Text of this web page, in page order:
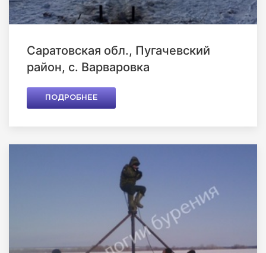
Саратовская обл., Пугачевский
район, с. Варваровка
ПОДРОБНЕЕ